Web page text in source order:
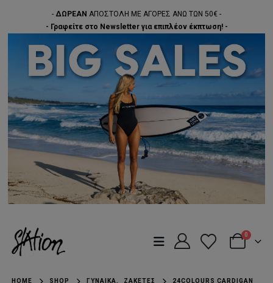
- ΔΩΡΕΑΝ ΑΠΟΣΤΟΛΗ ΜΕ ΑΓΟΡΕΣ ΑΝΩ ΤΩΝ 50€ -
- Γραφείτε στο Newsletter για επιπλέον έκπτωση! -
0
HOME SHOP ΓΥΝΑΊΚΑ, ΖΑΚΈΤΕΣ 24COLOURS CARDIGAN